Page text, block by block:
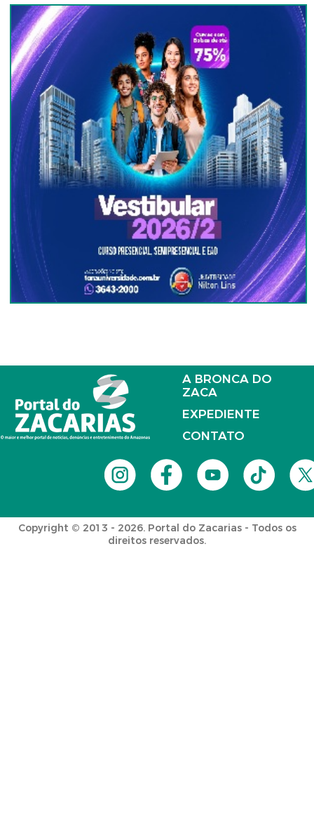
A BRONCA DO
ZACA
EXPEDIENTE
CONTATO
Copyright © 2013 - 2026. Portal do Zacarias - Todos os
direitos reservados.